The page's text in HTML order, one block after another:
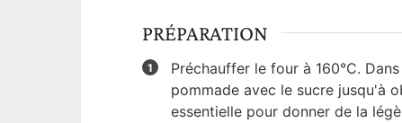
PRÉPARATION
Préchauffer le four à 160°C.
pommade avec le sucre jusqu'à
essentielle pour donner de la